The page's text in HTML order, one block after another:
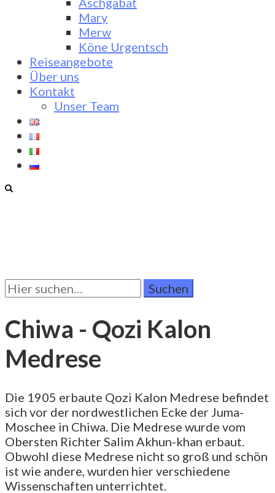
Mary
Merw
Köne Urgentsch
Reiseangebote
Über uns
Kontakt
Unser Team
Suchen
Sie
Chiwa - Qozi Kalon
Medrese
Die 1905 erbaute Qozi Kalon Medrese befindet
sich vor der nordwestlichen Ecke der Juma-
Moschee in Chiwa. Die Medrese wurde vom
Obersten Richter Salim Akhun-khan erbaut.
Obwohl diese Medrese nicht so groß und schön
ist wie andere, wurden hier verschiedene
Wissenschaften unterrichtet.